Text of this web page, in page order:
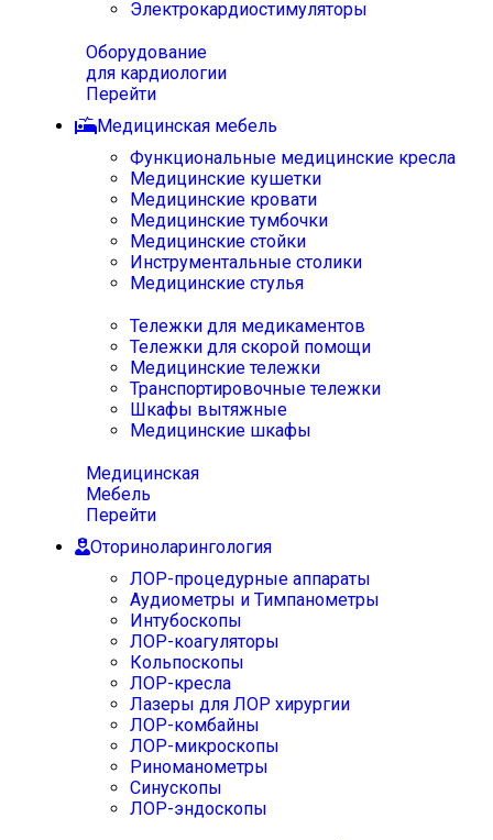
Электрокардиостимуляторы
Оборудование
для кардиологии
Перейти
Медицинская мебель
Функциональные медицинские кресла
Медицинские кушетки
Медицинские кровати
Медицинские тумбочки
Медицинские стойки
Инструментальные столики
Медицинские стулья
Тележки для медикаментов
Тележки для скорой помощи
Медицинские тележки
Транспортировочные тележки
Шкафы вытяжные
Медицинские шкафы
Медицинская
Мебель
Перейти
Оториноларингология
ЛОР-процедурные аппараты
Аудиометры и Тимпанометры
Интубоскопы
ЛОР-коагуляторы
Кольпоскопы
ЛОР-кресла
Лазеры для ЛОР хирургии
ЛОР-комбайны
ЛОР-микроскопы
Риноманометры
Синускопы
ЛОР-эндоскопы